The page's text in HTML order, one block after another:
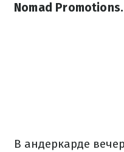
Nomad Promotions.
В андеркарде